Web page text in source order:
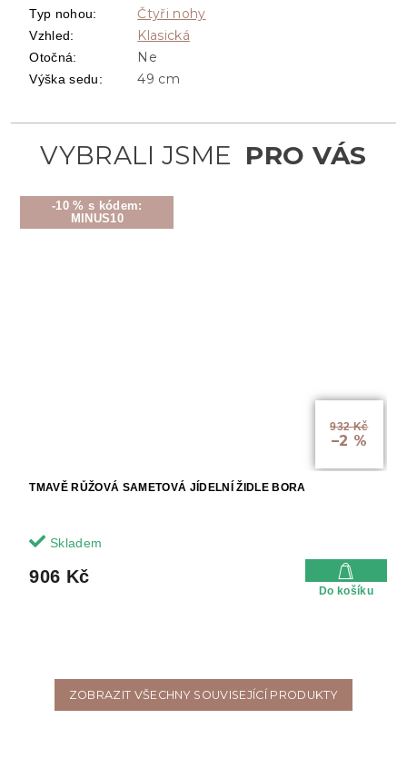
-10 % s kódem:
MINUS10
932 Kč
–2 %
TMAVĚ RŮŽOVÁ SAMETOVÁ JÍDELNÍ ŽIDLE BORA
Skladem
906 Kč
Do košíku
ZOBRAZIT VŠECHNY SOUVISEJÍCÍ PRODUKTY
Typ nohou: Čtyři nohy
Vzhled: Klasická
Otočná: Ne
Výška sedu: 49 cm